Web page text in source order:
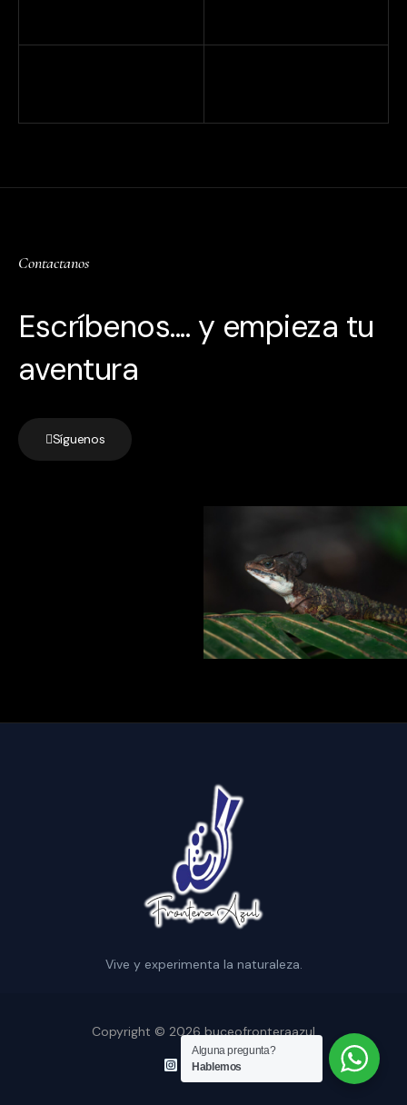
Contactanos
Escríbenos.... y empieza tu
aventura
Síguenos
Vive y experimenta la naturaleza.
Copyright © 2026 buceofronteraazul
Alguna pregunta?
Hablemos